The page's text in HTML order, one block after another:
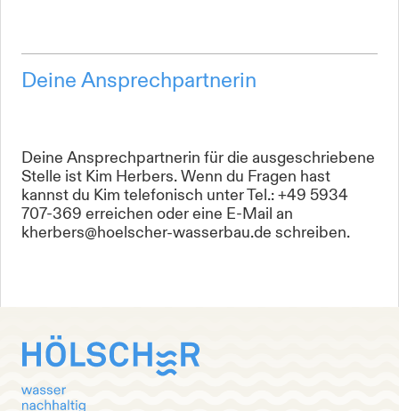
Deine Ansprechpartnerin
Deine Ansprechpartnerin für die ausgeschriebene
Stelle ist Kim Herbers. Wenn du Fragen hast
kannst du Kim telefonisch unter Tel.: +49 5934
707-369 erreichen oder eine E-Mail an
kherbers@hoelscher-wasserbau.de schreiben.